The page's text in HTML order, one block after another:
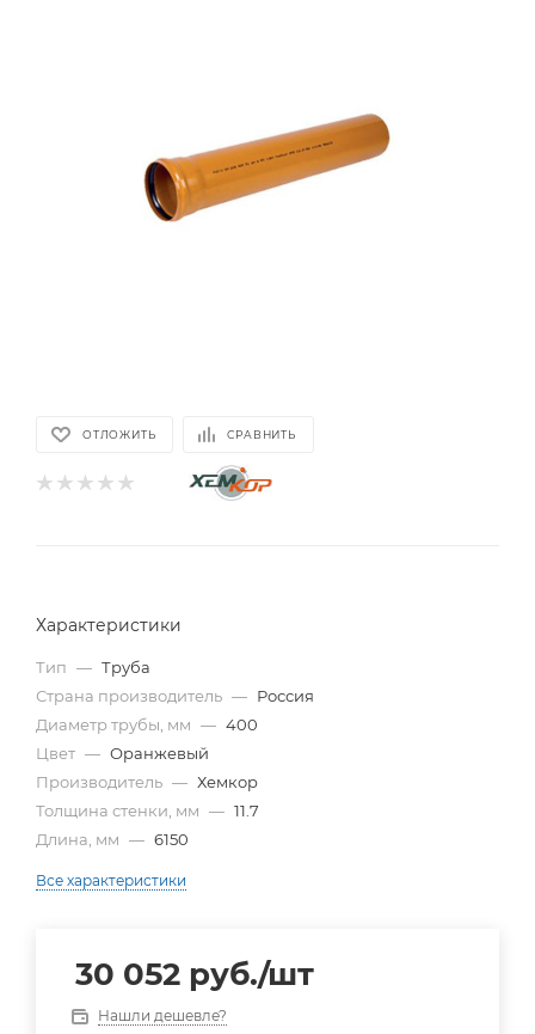
ОТЛОЖИТЬ СРАВНИТЬ
Характеристики
Тип — Труба
Страна производитель — Россия
Диаметр трубы, мм — 400
Цвет — Оранжевый
Производитель — Хемкор
Толщина стенки, мм — 11.7
Длина, мм — 6150
Все характеристики
30 052 руб./шт
Нашли дешевле?